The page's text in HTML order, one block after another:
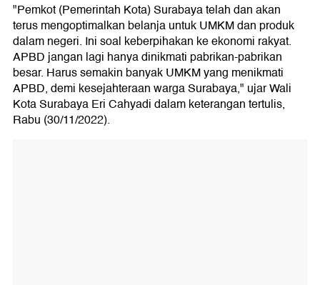
"Pemkot (Pemerintah Kota) Surabaya telah dan akan
terus mengoptimalkan belanja untuk UMKM dan produk
dalam negeri. Ini soal keberpihakan ke ekonomi rakyat.
APBD jangan lagi hanya dinikmati pabrikan-pabrikan
besar. Harus semakin banyak UMKM yang menikmati
APBD, demi kesejahteraan warga Surabaya," ujar Wali
Kota Surabaya Eri Cahyadi dalam keterangan tertulis,
Rabu (30/11/2022).